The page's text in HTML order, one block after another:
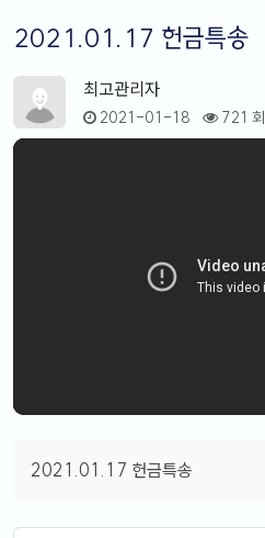
2021.01.17 헌금특송
최고관리자
2021-01-18 721 회
2021.01.17 헌금특송